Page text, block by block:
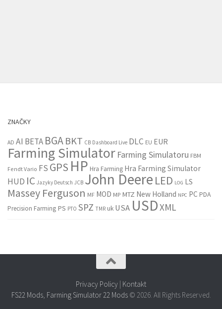
ZNAČKY
AD AI BETA BGABKT CB Dashboard Live DLC EU EUR
Farming Simulator Farming Simulatoru FBM
Fendt Vario FS GPS HP Hra Farming Hra Farming Simulator
HUD IC Jazyky Deutsch JCB John Deere LED LOG LS
Massey Ferguson MF MOD MP MTZ New Holland NPC PC PDA
Precision Farming PS PTO SPZ TMR uk USA USDXML
Privacy Policy Kontakt
FS22 Mods, Farming Simulator 22 Mods© 2026. All Rights Reserved.